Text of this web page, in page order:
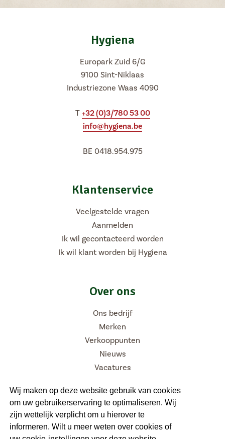
Wij maken op deze website gebruik van cookies
om uw gebruikerservaring te optimaliseren. Wij
zijn wettelijk verplicht om u hierover te
informeren. Wilt u meer weten over cookies of
Hygiena
Europark Zuid 6/G
9100 Sint-Niklaas
Industriezone Waas 4090
T +32 (0)3/780 53 00
info@hygiena.be
BE 0418.954.975
Klantenservice
Veelgestelde vragen
Aanmelden
Ik wil gecontacteerd worden
Ik wil klant worden bij Hygiena
Over ons
Ons bedrijf
Merken
Verkooppunten
Nieuws
Vacatures
Volg ons